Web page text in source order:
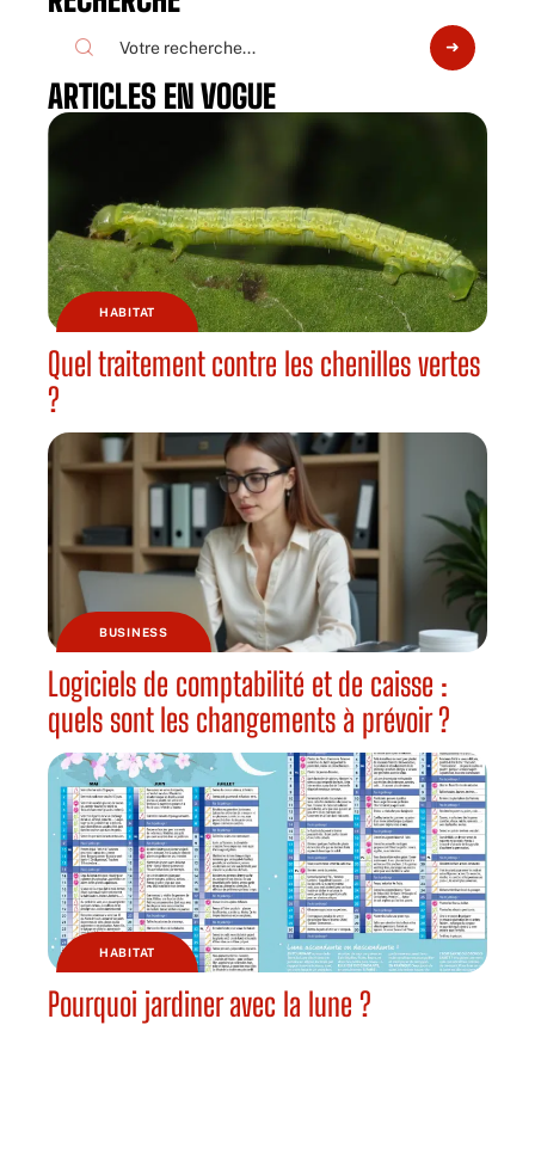
ARTICLES EN VOGUE
HABITAT
Quel traitement contre les chenilles vertes
?
BUSINESS
Logiciels de comptabilité et de caisse :
quels sont les changements à prévoir ?
HABITAT
Pourquoi jardiner avec la lune ?